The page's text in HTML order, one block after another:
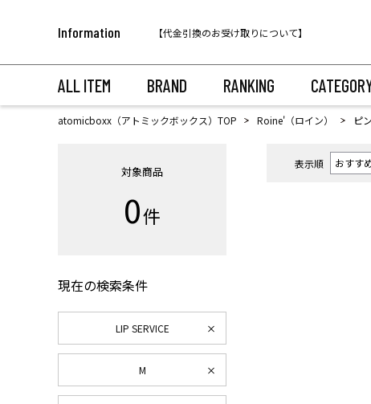
Information
【代金引換のお受け取りについて】
【重要】予約商品のお支払
ALL ITEM BRAND RANKING
atomicboxx（アトミックボックス）TOP Roine'（ロイン） ピ
表示順
対象商品
0件
現在の検索条件
LIP SERVICE
M